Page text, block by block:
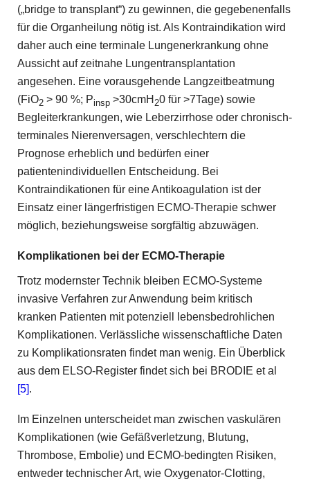
(„bridge to transplant“) zu gewinnen, die gegebenenfalls
für die Organheilung nötig ist. Als Kontraindikation wird
daher auch eine terminale Lungenerkrankung ohne
Aussicht auf zeitnahe Lungentransplantation
angesehen. Eine vorausgehende Langzeitbeatmung
(FiO2 > 90 %; Pinsp >30cmH 20 für >7Tage) sowie
Begleiterkrankungen, wie Leberzirrhose oder chronisch-
terminales Nierenversagen, verschlechtern die
Prognose erheblich und bedürfen einer
patientenindividuellen Entscheidung. Bei
Kontraindikationen für eine Antikoagulation ist der
Einsatz einer längerfristigen ECMO-Therapie schwer
möglich, beziehungsweise sorgfältig abzuwägen.
Komplikationen bei der ECMO-Therapie
Trotz modernster Technik bleiben ECMO-Systeme
invasive Verfahren zur Anwendung beim kritisch
kranken Patienten mit potenziell lebensbedrohlichen
Komplikationen. Verlässliche wissenschaftliche Daten
zu Komplikationsraten findet man wenig. Ein Überblick
aus dem ELSO-Register findet sich bei BRODIE et al
[5].
Im Einzelnen unterscheidet man zwischen vaskulären
Komplikationen (wie Gefäßverletzung, Blutung,
Thrombose, Embolie) und ECMO-bedingten Risiken,
entweder technischer Art, wie Oxygenator-Clotting,